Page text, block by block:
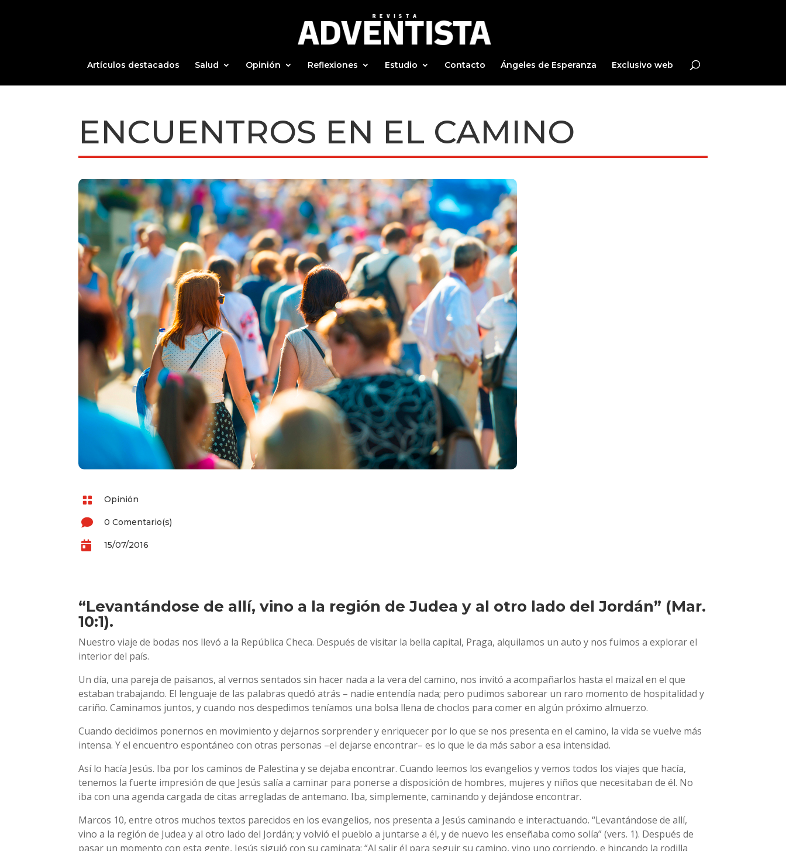
Artículos destacados Salud Opinión Reflexiones Estudio Contacto Ángeles de Esperanza Exclusivo web
ENCUENTROS EN EL CAMINO
 Opinión
 0 Comentario(s)
 15/07/2016
“Levantándose de allí, vino a la región de Judea y al otro lado del Jordán” (Mar.
10:1).
Nuestro viaje de bodas nos llevó a la República Checa. Después de visitar la bella capital, Praga, alquilamos un auto y nos fuimos a explorar el
interior del país.
Un día, una pareja de paisanos, al vernos sentados sin hacer nada a la vera del camino, nos invitó a acompañarlos hasta el maizal en el que
estaban trabajando. El lenguaje de las palabras quedó atrás – nadie entendía nada; pero pudimos saborear un raro momento de hospitalidad y
cariño. Caminamos juntos, y cuando nos despedimos teníamos una bolsa llena de choclos para comer en algún próximo almuerzo.
Cuando decidimos ponernos en movimiento y dejarnos sorprender y enriquecer por lo que se nos presenta en el camino, la vida se vuelve más
intensa. Y el encuentro espontáneo con otras personas –el dejarse encontrar– es lo que le da más sabor a esa intensidad.
Así lo hacía Jesús. Iba por los caminos de Palestina y se dejaba encontrar. Cuando leemos los evangelios y vemos todos los viajes que hacía,
tenemos la fuerte impresión de que Jesús salía a caminar para ponerse a disposición de hombres, mujeres y niños que necesitaban de él. No
iba con una agenda cargada de citas arregladas de antemano. Iba, simplemente, caminando y dejándose encontrar.
Marcos 10, entre otros muchos textos parecidos en los evangelios, nos presenta a Jesús caminando e interactuando. “Levantándose de allí,
vino a la región de Judea y al otro lado del Jordán; y volvió el pueblo a juntarse a él, y de nuevo les enseñaba como solía” (vers. 1). Después de
pasar un momento con esta gente, Jesús siguió con su caminata: “Al salir él para seguir su camino, vino uno corriendo, e hincando la rodilla